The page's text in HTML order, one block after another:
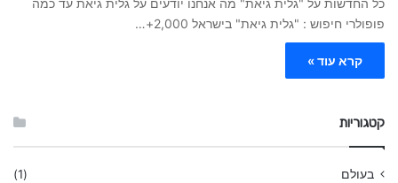
כל החדשות על "גלית גיאת" מה אנחנו יודעים על גלית גיאת עד כמה
פופולרי חיפוש : "גלית גיאת" בישראל 2,000+…
קרא עוד »
קטגוריות
בעולם
(1)